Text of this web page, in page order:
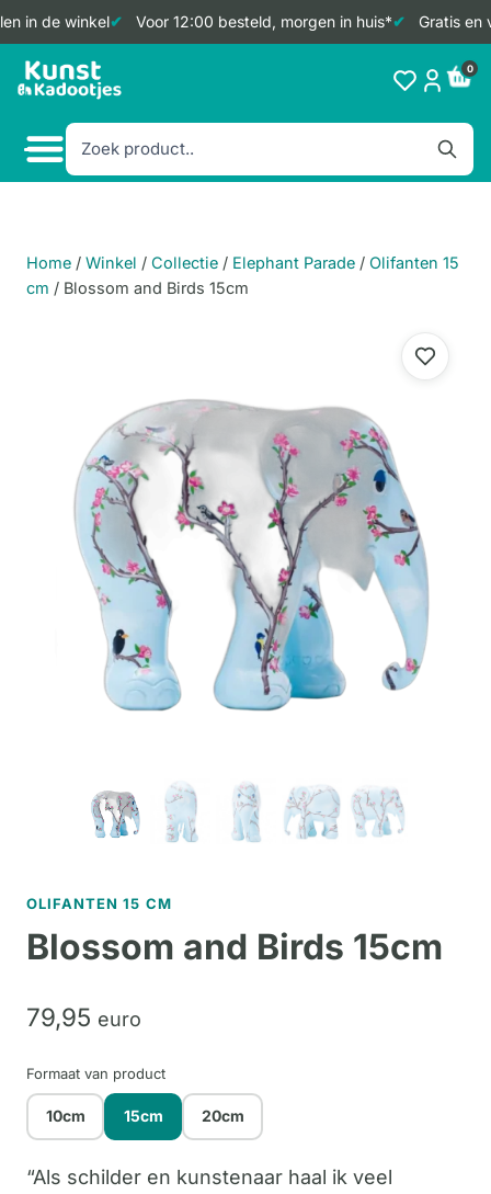
in de winkel Voor 12:00 besteld, morgen in huis* Gratis en
Doorgaan
naar
0
Home / Winkel / Collectie / Elephant Parade / Olifanten 15
cm / Blossom and Birds 15cm
OLIFANTEN 15 CM
Blossom and Birds 15cm
79,95 euro
Formaat van product
10cm 15cm 20cm
“Als schilder en kunstenaar haal ik veel